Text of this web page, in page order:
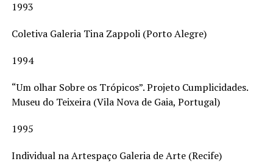
1993
Coletiva Galeria Tina Zappoli (Porto Alegre)
1994
“Um olhar Sobre os Trópicos”. Projeto Cumplicidades.
Museu do Teixeira (Vila Nova de Gaia, Portugal)
1995
Individual na Artespaço Galeria de Arte (Recife)